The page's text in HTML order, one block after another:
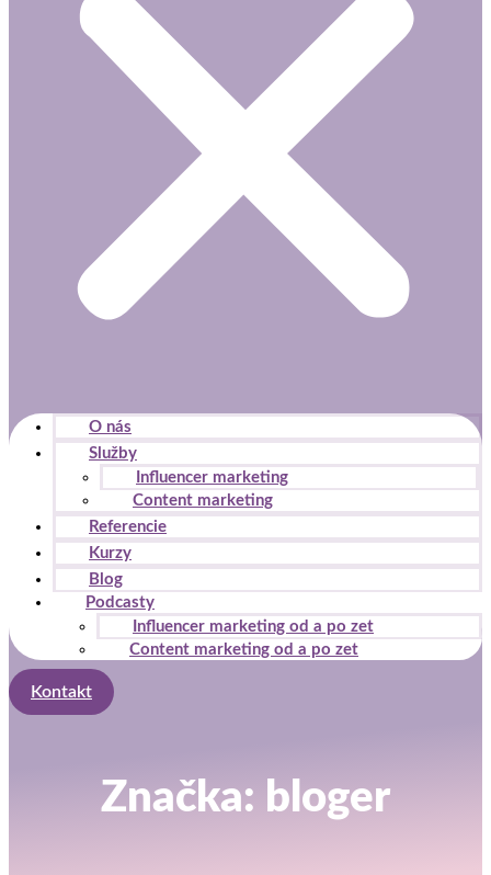
O nás
Služby
Influencer marketing
Content marketing
Referencie
Kurzy
Blog
Podcasty
Influencer marketing od a po zet
Content marketing od a po zet
Kontakt
Značka: bloger